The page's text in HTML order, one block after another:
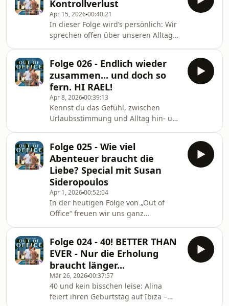
und spontanen Momenten unseren
eigenen Weg suchen.Wir teilen
unsere Gedanken zum Abschied von
Ibiza, sprechen über Nostalgie,
Sehnsucht und die Herausforderung,
Stabilität und Freiheit miteinander zu
verbinden. Dabei geht es
Kontrollverlust
Apr 15, 202600:40:21
In dieser Folge wird’s persönlich: Wir
sprechen offen über unseren Alltag
und Loslassen. Es geht um
Hyperfokus, Prokrastination und die
Frage, wie man trotz Stress und
emotionaler Schwankungen bei sich
bleibt.Wir nehmen euch mit in eine
Selbstreflexion – wie wir Resilienz
aufbauen, besseres
Stressmanagement lernen und
warum Routin
Folge 026 - Endlich wieder
zusammen... und doch so
fern. HI RAEL!
Apr 8, 202600:39:13
Kennst du das Gefühl, zwischen
Urlaubsstimmung und Alltag hin- und
diesem seltsamen Zwischenraum von
Urlaub und Arbeitsleben. Manchmal
weiß ich gar nicht mehr, ob ich
arbeite oder noch Urlaub habe. Die
Mischung aus Freiheit und
Verantwortung kann ganz schön
überwältigend sein.Aber vielleicht
liegt darin ja gerade der Reiz? Das
Chaos zu
Folge 025 - Wie viel
Abenteuer braucht die
Liebe? Special mit Susan
Sideropoulos
Apr 1, 202600:52:04
In der heutigen Folge von „Out of
Office“ freuen wir uns ganz
dürfen.In diesem Gespräch geht es
um die Bedeutung, sich selbst an
erste Stelle zu setzen, um sowohl im
persönlichen als auch im beruflichen
Leben erfolgreicher und entspannter
zu sein. Es wird erklärt, warum
Folge 024 - 40! BETTER THAN
EVER - Nur die Erholung
braucht länger...
Mär 26, 202600:37:57
40 und kein bisschen leise: Alina
feiert ihren Geburtstag auf Ibiza –